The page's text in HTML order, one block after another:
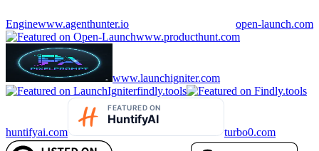
Enginewww.agenthunter.io
open-launch.com
www.producthunt.com
www.launchigniter.com
findly.tools
huntifyai.com turbo0.com